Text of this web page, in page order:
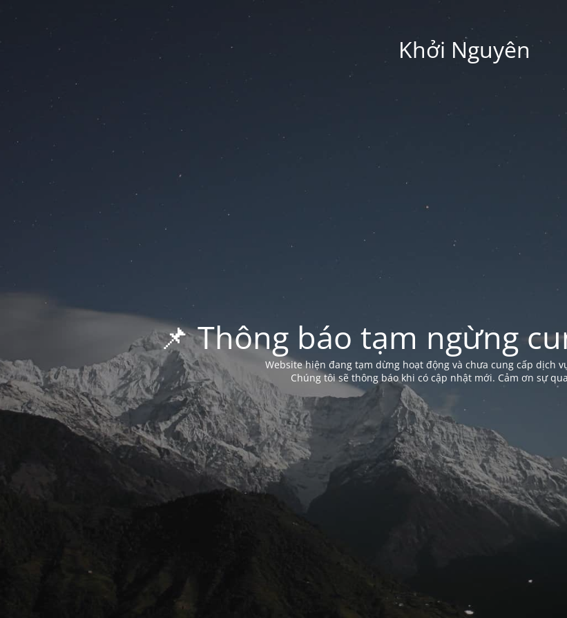
Khởi Nguyên
📌 Thông báo tạm ngừng
Website hiện đang tạm dừng hoạt động và chưa cung cấp dịch
Chúng tôi sẽ thông báo khi có cập nhật mới. Cảm ơn sự